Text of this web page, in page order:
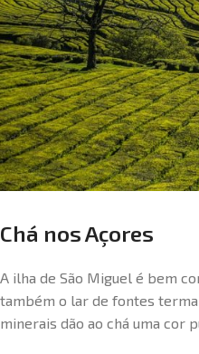
Chá nos Açores
A ilha de São Miguel é bem
também o lar de fontes
minerais dão ao chá uma cor